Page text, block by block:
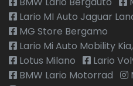
Lario MI Auto Jaguar
MG Store Bergamo
Lario Mi Auto Mobility
Lotus Milano
Lario
BMW Lario Motorrad